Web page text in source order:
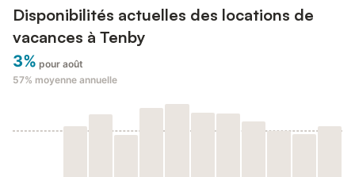
Disponibilités actuelles des locations de
vacances à Tenby
3% pour août
57% moyenne annuelle